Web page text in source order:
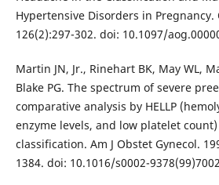
Hypertensive Disorders in Pregnancy.
126(2):297-302. doi: 10.1097/
Martin JN, Jr., Rinehart BK, May WL,
Blake PG. The spectrum of severe
comparative analysis by HELLP
enzyme levels, and low platelet
classification. Am J Obstet Gynecol.
1384. doi: 10.1016/s0002-